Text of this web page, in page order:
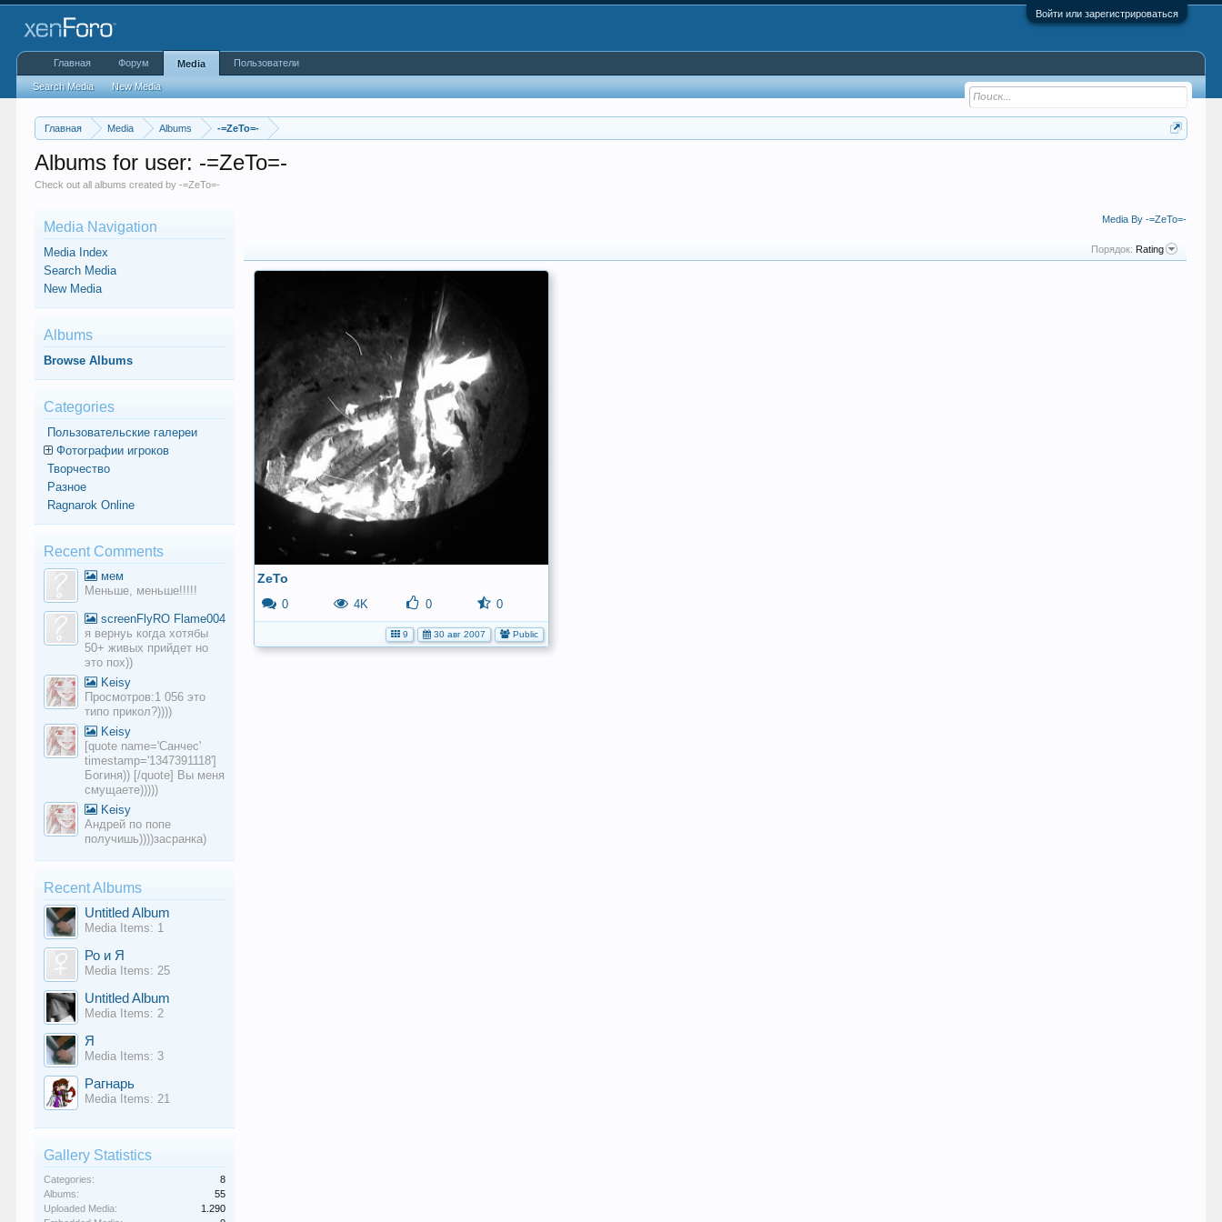
Войти или зарегистрироваться
Главная Media Albums -=ZeTo=-
Albums for user: -=ZeTo=-
Check out all albums created by -=ZeTo=-
Media By -=ZeTo=-
Порядок: Rating
ZeTo
0 4K 0 0
9 30 авг 2007 Public
Media Navigation
Media Index
Search Media
New Media
Albums
Browse Albums
Categories
Пользовательские галереи
Фотографии игроков
Творчество
Разное
Ragnarok Online
Recent Comments
мем
Меньше, меньше!!!!!
screenFlyRO Flame004
я вернуь когда хотябы
50+ живых прийдет но
это пох))
Keisy
Просмотров:1 056 это
типо прикол?))))
Keisy
[quote name='Санчес'
timestamp='1347391118']
Богиня)) [/quote] Вы меня
смущаете)))))
Keisy
Андрей по попе
получишь))))засранка)
Recent Albums
Untitled Album
Media Items: 1
Ро и Я
Media Items: 25
Untitled Album
Media Items: 2
Я
Media Items: 3
Рагнарь
Media Items: 21
Gallery Statistics
Categories:
8
Albums:
55
Uploaded Media:
1.290
Главная Форум Media
Search Media New Media
Пользователи